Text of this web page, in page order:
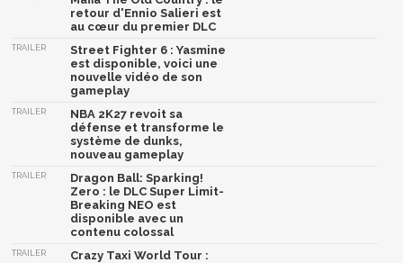
retour d'Ennio Salieri est
au cœur du premier DLC
TRAILER
Street Fighter 6 : Yasmine
est disponible, voici une
nouvelle vidéo de son
gameplay
TRAILER
NBA 2K27 revoit sa
défense et transforme le
système de dunks,
nouveau gameplay
TRAILER
Dragon Ball: Sparking!
Zero : le DLC Super Limit-
Breaking NEO est
disponible avec un
contenu colossal
TRAILER
Crazy Taxi World Tour :